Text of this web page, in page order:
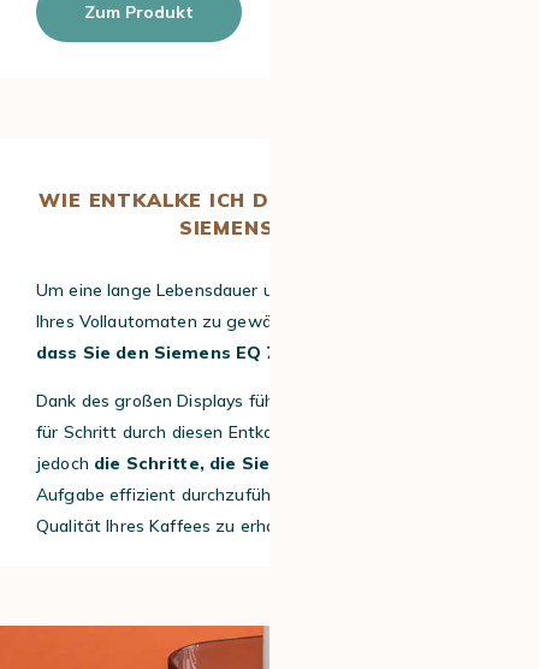
Zum Produkt
WIE ENTKALKE ICH DEN VOLLAUTOMATEN
SIEMENS EQ700?
Um eine lange Lebensdauer und eine optimale Leistung
Ihres Vollautomaten zu gewährleisten, ist es wichtig,
dass Sie den Siemens EQ 700 regelmäßig entkalken
Dank des großen Displays führt Sie die Maschine Schritt
für Schritt durch diesen Entkalkungsprozess. Hier sind
jedoch die Schritte, die Sie befolgen sollten
Aufgabe effizient durchzuführen und die hervorragende
Qualität Ihres Kaffees zu erhalten.